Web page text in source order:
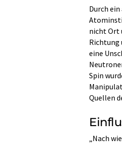
Durch
nicht Ort
Richtung
eine
Spin
Quellen
„Nach